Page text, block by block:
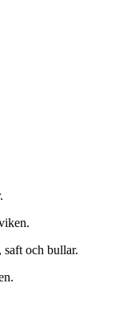
saft och bullar.